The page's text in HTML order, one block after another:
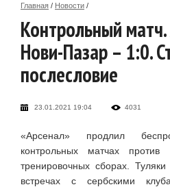
Главная / Новости /
Контрольный
Нови-Пазар – 1:0.
послесловие
23.01.2021 19:04 4031
«Арсенал» продлил
контрольных матчах
тренировочных сборах.
встречах с сербскими